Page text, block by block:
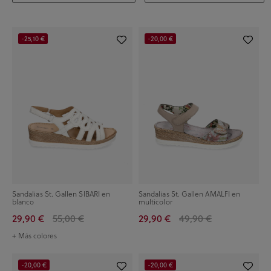
Sandalias St. Gallen SIBARI en
blanco
29,90 € 55,00 €
+ Más colores
-25,10 €
Sandalias St. Gallen AMALFI en
multicolor
29,90 € 49,90 €
-20,00 €
-20,00 € -20,00 €